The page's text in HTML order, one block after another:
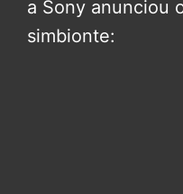
a Sony anunciou
simbionte: